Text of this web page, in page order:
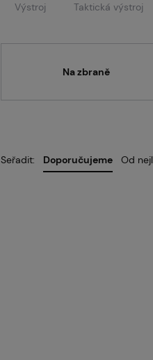
Výstroj Taktická výstroj
Na zbraně
Seřadit: Doporučujeme Od